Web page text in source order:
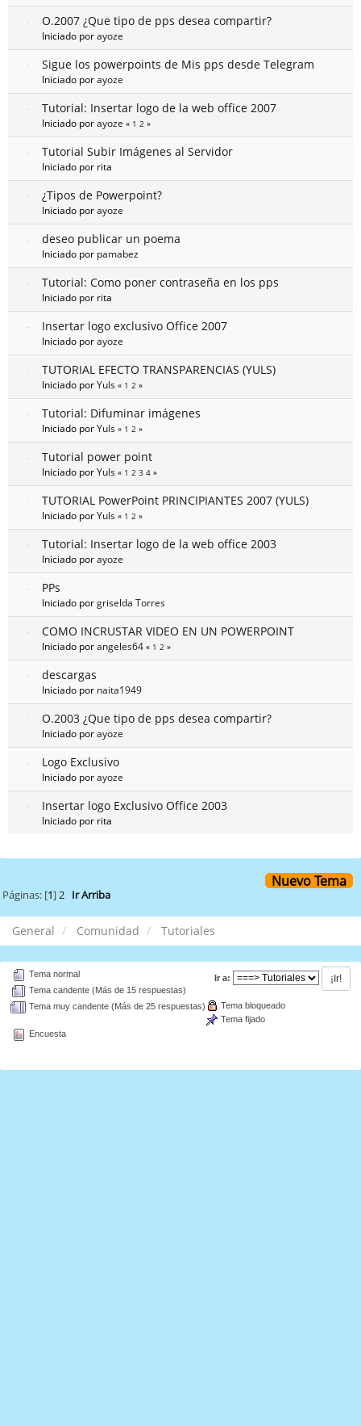
O.2007 ¿Que tipo de pps desea compartir?
Iniciado porayoze
Sigue los powerpoints de Mis pps desde Telegram
Iniciado porayoze
Tutorial: Insertar logo de la web office 2007
Iniciado porayoze « 1 2 »
Tutorial Subir Imágenes al Servidor
Iniciado por rita
¿Tipos de Powerpoint?
Iniciado porayoze
deseo publicar un poema
Iniciado por pamabez
Tutorial: Como poner contraseña en los pps
Iniciado por rita
Insertar logo exclusivo Office 2007
Iniciado porayoze
TUTORIAL EFECTO TRANSPARENCIAS (YULS)
Iniciado porYuls « 1 2 »
Tutorial: Difuminar imágenes
Iniciado porYuls « 1 2 »
Tutorial power point
Iniciado porYuls « 1 2 3 4 »
TUTORIAL PowerPoint PRINCIPIANTES 2007 (YULS)
Iniciado porYuls « 1 2 »
Tutorial: Insertar logo de la web office 2003
Iniciado porayoze
PPs
Iniciado porgriselda Torres
COMO INCRUSTAR VIDEO EN UN POWERPOINT
Iniciado porangeles64 « 1 2 »
descargas
Iniciado por naita1949
O.2003 ¿Que tipo de pps desea compartir?
Iniciado porayoze
Logo Exclusivo
Iniciado porayoze
Insertar logo Exclusivo Office 2003
Iniciado por rita
Nuevo Tema
Páginas: [1]2 Ir Arriba
General Comunidad Tutoriales
Ir a:
Tema normal
Tema candente (Más de 15 respuestas)
Tema muy candente (Más de 25 respuestas)
Tema bloqueado
Tema fijado
Encuesta